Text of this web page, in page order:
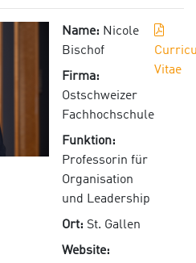
Name: Nicole
Bischof
Firma:
Ostschweizer
Fachhochschule
Funktion:
Professorin für
Organisation
und Leadership
Ort: St. Gallen
Website:
Vitae